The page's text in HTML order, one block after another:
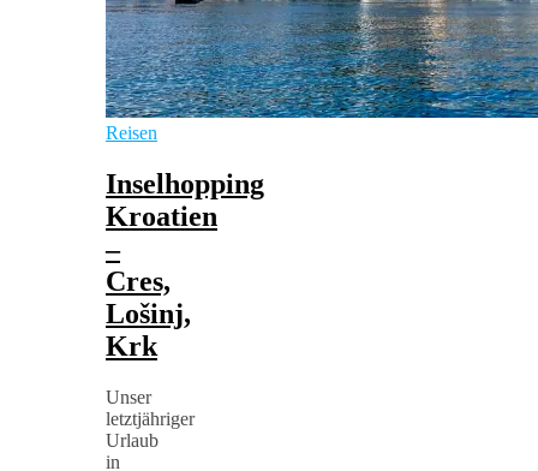
Reisen
Inselhopping
Kroatien
–
Cres,
Lošinj,
Krk
Unser
letztjähriger
Urlaub
in